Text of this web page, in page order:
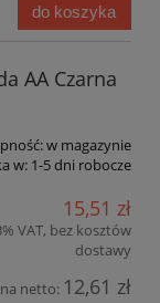
do koszyka
AA Czarna
w magazynie
w: 1-5 dni robocze
15,51 zł
VAT, bez kosztów
dostawy
netto: 12,61 zł